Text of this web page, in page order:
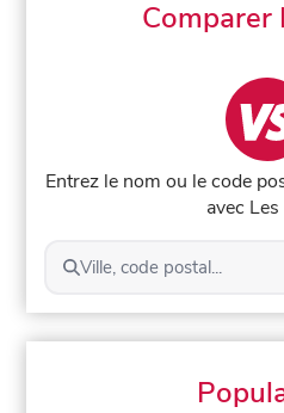
Comparer
Entrez le nom ou le code
avec
Ville, code postal...